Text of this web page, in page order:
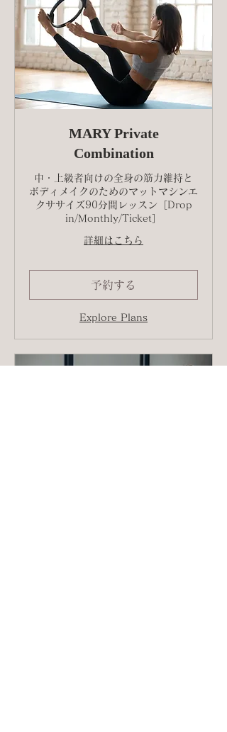
MARY Private
Combination
中・上級者向けの全身の筋力維持と
ボディメイクのためのマットマシンエ
クササイズ90分間レッスン［Drop
in/Monthly/Ticket］
詳細はこちら
予約する
Explore Plans